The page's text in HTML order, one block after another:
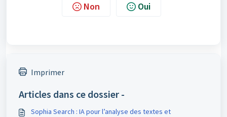
Non Oui
Imprimer
Articles dans ce dossier -
Sophia Search : IA pour l’analyse des textes et